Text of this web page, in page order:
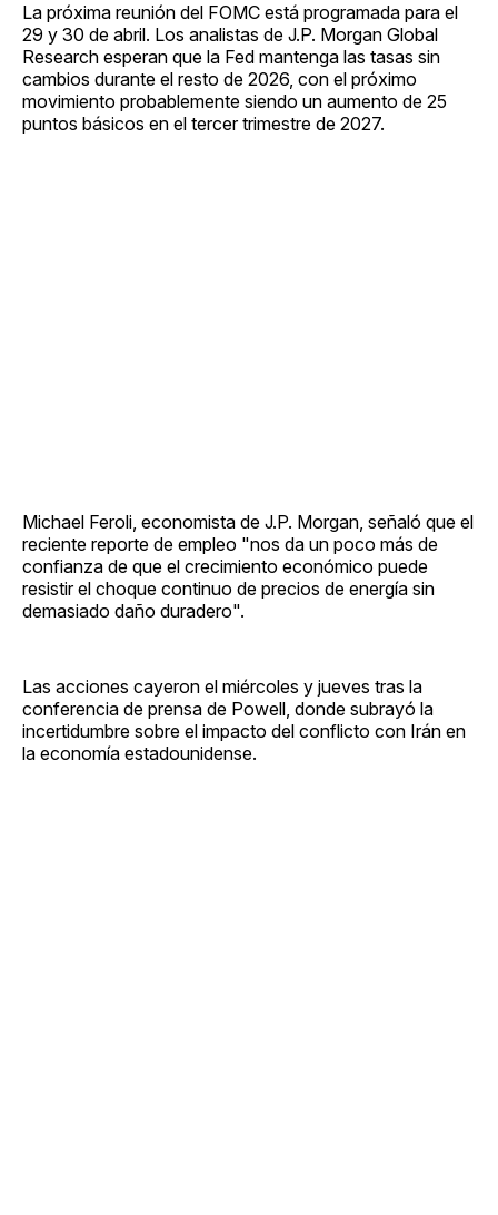
La próxima reunión del FOMC está programada para el
29 y 30 de abril. Los analistas de J.P. Morgan Global
Research esperan que la Fed mantenga las tasas sin
cambios durante el resto de 2026, con el próximo
movimiento probablemente siendo un aumento de 25
puntos básicos en el tercer trimestre de 2027.
Michael Feroli, economista de J.P. Morgan, señaló que el
reciente reporte de empleo "nos da un poco más de
confianza de que el crecimiento económico puede
resistir el choque continuo de precios de energía sin
demasiado daño duradero".
Las acciones cayeron el miércoles y jueves tras la
conferencia de prensa de Powell, donde subrayó la
incertidumbre sobre el impacto del conflicto con Irán en
la economía estadounidense.